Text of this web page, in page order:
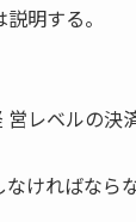
明する。
営レベルの決
ければならな